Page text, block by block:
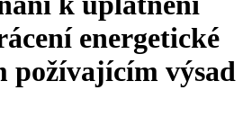
energetické
požívajícím výsad